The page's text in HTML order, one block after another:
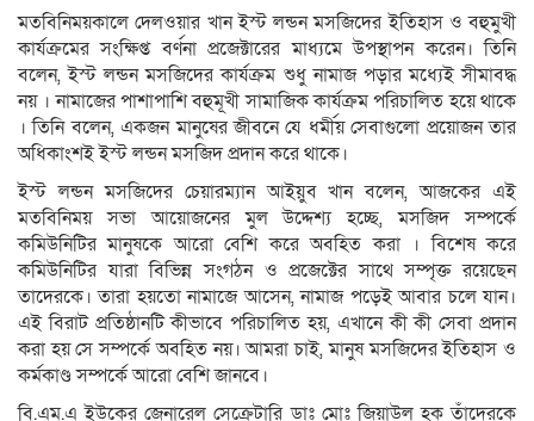
মতবিনিময়কালে দেলওয়ার খান ইস্ট লন্ডন মসজিদের ইতিহাস ও বহুমুখী
কার্যক্রমের সংক্ষিপ্ত বর্ণনা প্রজেক্টারের মাধ্যমে উপস্থাপন করেন। তিনি
বলেন, ইস্ট লন্ডন মসজিদের কার্যক্রম শুধু নামাজ পড়ার মধ্যেই সীমাবদ্ধ
নয় । নামাজের পাশাপাশি বহুমূখী সামাজিক কার্যক্রম পরিচালিত হয়ে থাকে
। তিনি বলেন, একজন মানুষের জীবনে যে ধর্মীয় সেবাগুলো প্রয়োজন তার
অধিকাংশই ইস্ট লন্ডন মসজিদ প্রদান করে থাকে।
ইস্ট লন্ডন মসজিদের চেয়ারম্যান আইয়ুব খান বলেন, আজকের এই
মতবিনিময় সভা আয়োজনের মুল উদ্দেশ্য হচ্ছে, মসজিদ সম্পর্কে
কমিউনিটির মানুষকে আরো বেশি করে অবহিত করা । বিশেষ করে
কমিউনিটির যারা বিভিন্ন সংগঠন ও প্রজেক্টের সাথে সম্পৃক্ত রয়েছেন
তাদেরকে। তারা হয়তো নামাজে আসেন, নামাজ পড়েই আবার চলে যান।
এই বিরাট প্রতিষ্ঠানটি কীভাবে পরিচালিত হয়, এখানে কী কী সেবা প্রদান
করা হয় সে সম্পর্কে অবহিত নয়। আমরা চাই, মানুষ মসজিদের ইতিহাস ও
কর্মকাণ্ড সম্পর্কে আরো বেশি জানবে।
বি.এম.এ ইউকের জেনারেল সেক্রেটারি ডাঃ মোঃ জিয়াউল হক তাঁদেরকে